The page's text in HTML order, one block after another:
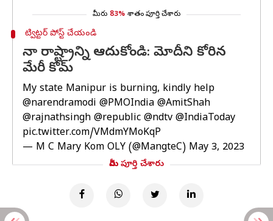
మీరు 83% శాతం పూర్తి చేశారు
ట్విట్టర్ పోస్ట్ చేయండి
నా రాష్ట్రాన్ని ఆదుకోండి: మోదీని కోరిన
మేరీ కోమ్
My state Manipur is burning, kindly help
@narendramodi @PMOIndia @AmitShah
@rajnathsingh @republic @ndtv @IndiaToday
pic.twitter.com/VMdmYMoKqP
— M C Mary Kom OLY (@MangteC) May 3, 2023
మీరు పూర్తి చేశారు